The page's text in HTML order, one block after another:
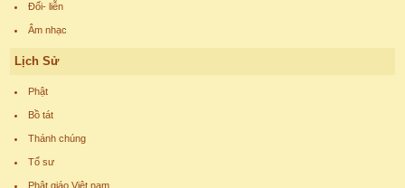
Đối- liễn
Âm nhạc
Lịch Sử
Phật
Bồ tát
Thánh chúng
Tổ sư
Phật giáo Việt nam